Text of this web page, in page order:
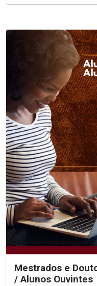
Mestrados e
/ Alunos Ouvintes